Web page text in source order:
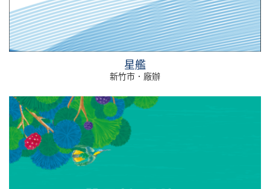
星艦
新竹市．廠辦